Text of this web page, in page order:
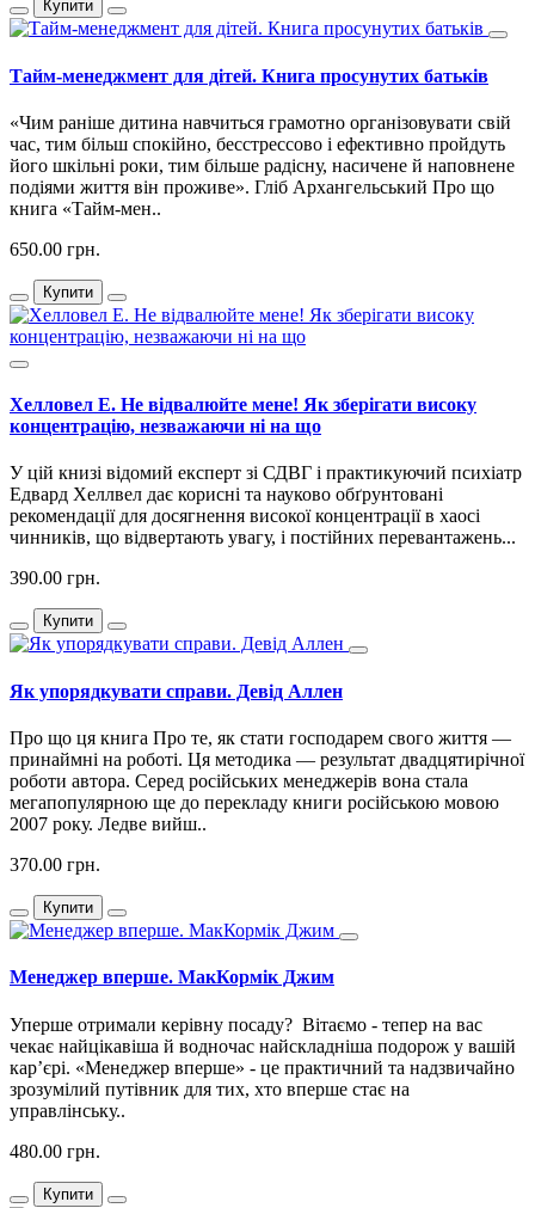
Купити
Тайм-менеджмент для дітей. Книга просунутих батьків
«Чим раніше дитина навчиться грамотно організовувати свій
час, тим більш спокійно, бесстрессово і ефективно пройдуть
його шкільні роки, тим більше радісну, насичене й наповнене
подіями життя він проживе». Гліб Архангельський Про що
книга «Тайм-мен..
650.00 грн.
Купити
Хелловел Е. Не відвалюйте мене! Як зберігати високу
концентрацію, незважаючи ні на що
У цій книзі відомий експерт зі СДВГ і практикуючий психіатр
Едвард Хеллвел дає корисні та науково обґрунтовані
рекомендації для досягнення високої концентрації в хаосі
чинників, що відвертають увагу, і постійних перевантажень...
390.00 грн.
Купити
Як упорядкувати справи. Девід Аллен
Про що ця книга Про те, як стати господарем свого життя —
принаймні на роботі. Ця методика — результат двадцятирічної
роботи автора. Серед російських менеджерів вона стала
мегапопулярною ще до перекладу книги російською мовою
2007 року. Ледве вийш..
370.00 грн.
Купити
Менеджер вперше. МакКормік Джим
Уперше отримали керівну посаду? Вітаємо - тепер на вас
чекає найцікавіша й водночас найскладніша подорож у вашій
карʼєрі. «Менеджер вперше» - це практичний та надзвичайно
зрозумілий путівник для тих, хто вперше стає на
управлінську..
480.00 грн.
Купити